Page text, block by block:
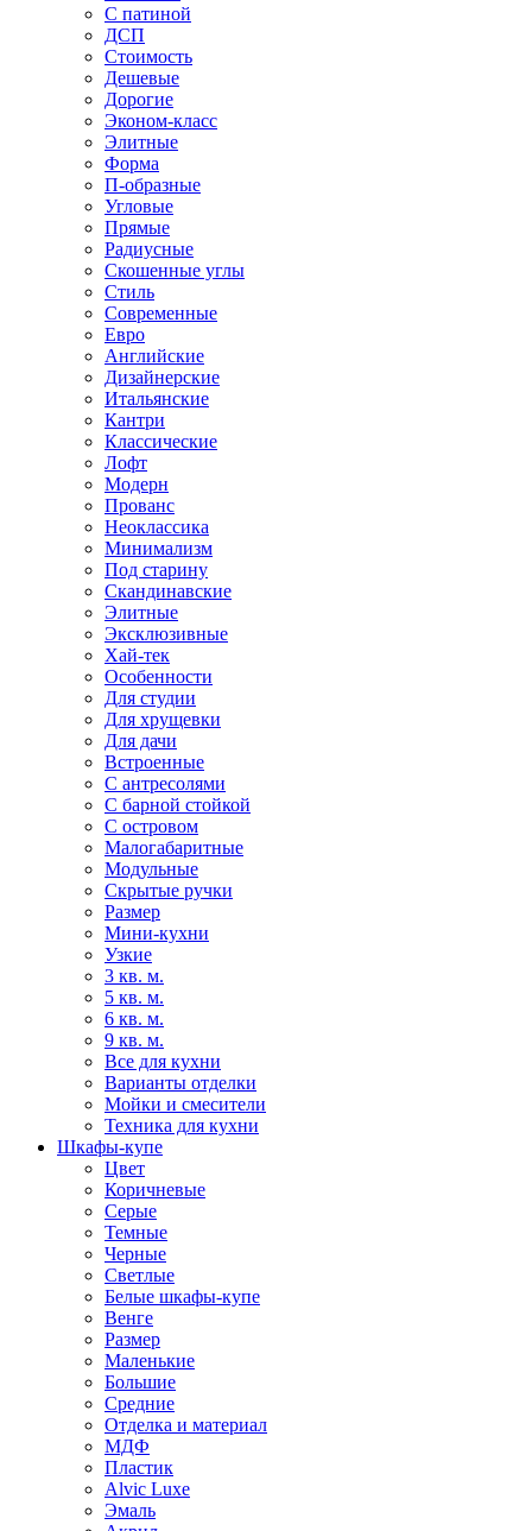
С патиной
ДСП
Стоимость
Дешевые
Дорогие
Эконом-класс
Элитные
Форма
П-образные
Угловые
Прямые
Радиусные
Скошенные углы
Стиль
Современные
Евро
Английские
Дизайнерские
Итальянские
Кантри
Классические
Лофт
Модерн
Прованс
Неоклассика
Минимализм
Под старину
Скандинавские
Элитные
Эксклюзивные
Хай-тек
Особенности
Для студии
Для хрущевки
Для дачи
Встроенные
С антресолями
С барной стойкой
С островом
Малогабаритные
Модульные
Скрытые ручки
Размер
Мини-кухни
Узкие
3 кв. м.
5 кв. м.
6 кв. м.
9 кв. м.
Все для кухни
Варианты отделки
Мойки и смесители
Техника для кухни
Шкафы-купе
Цвет
Коричневые
Серые
Темные
Черные
Светлые
Белые шкафы-купе
Венге
Размер
Маленькие
Большие
Средние
Отделка и материал
МДФ
Пластик
Alvic Luxe
Эмаль